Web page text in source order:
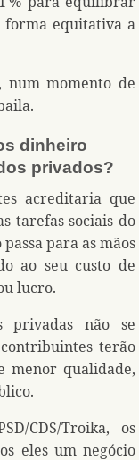
forma equitativa a
num momento de
dinheiro
privados?
acreditaria que
tarefas sociais do
para as mãos
ao seu custo de
lucro.
privadas não se
terão
menor qualidade,
CDS/Troika, os
eles um negócio